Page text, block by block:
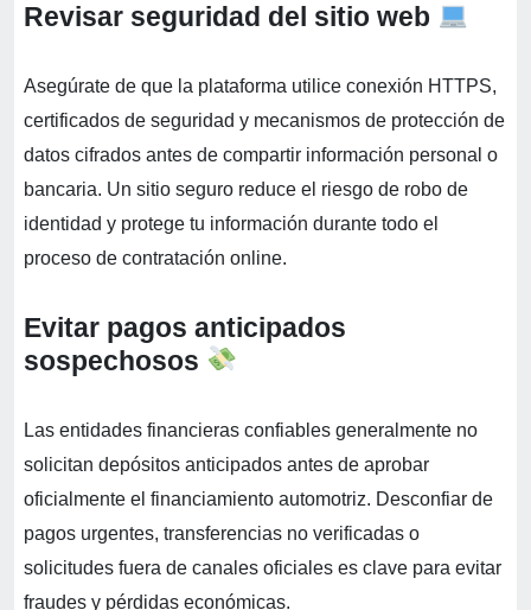
Revisar seguridad del sitio web
Asegúrate de que la plataforma utilice conexión HTTPS,
certificados de seguridad y mecanismos de protección de
datos cifrados antes de compartir información personal o
bancaria. Un sitio seguro reduce el riesgo de robo de
identidad y protege tu información durante todo el
proceso de contratación online.
Evitar pagos anticipados
sospechosos
Las entidades financieras confiables generalmente no
solicitan depósitos anticipados antes de aprobar
oficialmente el financiamiento automotriz. Desconfiar de
pagos urgentes, transferencias no verificadas o
solicitudes fuera de canales oficiales es clave para evitar
fraudes y pérdidas económicas.